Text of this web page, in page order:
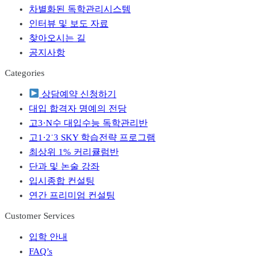
차별화된 독학관리시스템
인터뷰 및 보도 자료
찾아오시는 길
공지사항
Categories
Menu
상담예약 신청하기
대입 합격자 명예의 전당
고3·N수 대입수능 독학관리반
고1·2˙3 SKY 학습전략 프로그램
최상위 1% 커리큘럼반
단과 및 논술 강좌
입시종합 컨설팅
연간 프리미엄 컨설팅
Customer Services
Menu
입학 안내
FAQ’s